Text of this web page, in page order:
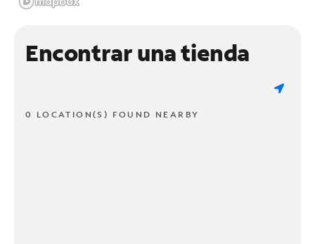
Encontrar una tienda
0 LOCATION(S) FOUND NEARBY